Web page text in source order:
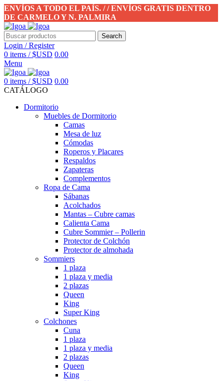
ENVÍOS A TODO EL PAÍS. / / ENVÍOS GRATIS DENTRO
DE CARMELO Y N. PALMIRA
Search
Login / Register
0 items / $USD 0.00
Menu
0 items / $USD 0.00
CATÁLOGO
Dormitorio
Muebles de Dormitorio
Camas
Mesa de luz
Cómodas
Roperos y Placares
Respaldos
Zapateras
Complementos
Ropa de Cama
Sábanas
Acolchados
Mantas – Cubre camas
Calienta Cama
Cubre Sommier – Pollerin
Protector de Colchón
Protector de almohada
Sommiers
1 plaza
1 plaza y media
2 plazas
Queen
King
Super King
Colchones
Cuna
1 plaza
1 plaza y media
2 plazas
Queen
King